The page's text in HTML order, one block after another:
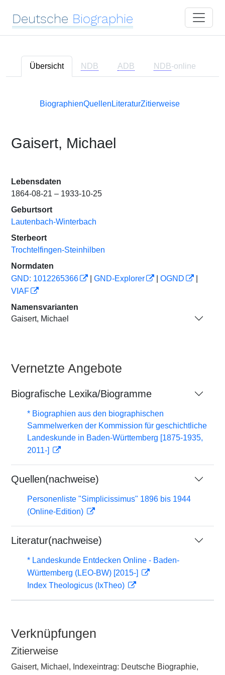
Deutsche Biographie
Übersicht NDB ADB NDB-online
BiographienQuellen LiteraturZitierweise
Gaisert, Michael
Lebensdaten
1864-08-21 – 1933-10-25
Geburtsort
Lautenbach-Winterbach
Sterbeort
Trochtelfingen-Steinhilben
Normdaten
GND: 1012265366
GND-Explorer OGND
VIAF
Namensvarianten
Gaisert, Michael
Vernetzte Angebote
Biografische Lexika/Biogramme
* Biographien aus den biographischen
Sammelwerken der Kommission für geschichtliche
Landeskunde in Baden-Württemberg [1875-1935,
2011-]
Quellen(nachweise)
Personenliste "Simplicissimus" 1896 bis 1944
(Online-Edition)
Literatur(nachweise)
* Landeskunde Entdecken Online - Baden-
Württemberg (LEO-BW) [2015-]
Index Theologicus (IxTheo)
Verknüpfungen
Zitierweise
Gaisert, Michael, Indexeintrag: Deutsche Biographie,